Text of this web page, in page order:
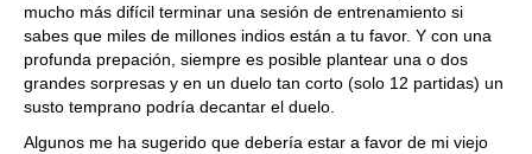
mucho más difícil terminar una sesión de entrenamiento si
sabes que miles de millones indios están a tu favor. Y con una
profunda prepación, siempre es posible plantear una o dos
grandes sorpresas y en un duelo tan corto (solo 12 partidas) un
susto temprano podría decantar el duelo.
Algunos me ha sugerido que debería estar a favor de mi viejo